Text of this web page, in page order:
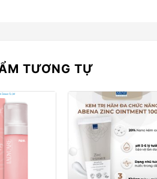
TƯƠNG TỰ